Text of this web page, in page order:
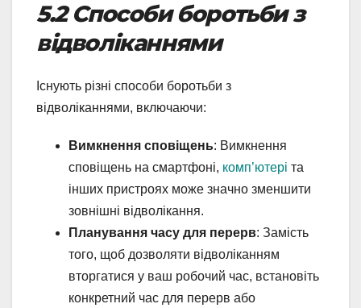
5.2 Способи боротьби з
відволіканнями
Існують різні способи боротьби з
відволіканнями, включаючи:
Вимкнення сповіщень: Вимкнення
сповіщень на смартфоні, комп’ютері та
інших пристроях може значно зменшити
зовнішні відволікання.
Планування часу для перерв: Замість
того, щоб дозволяти відволіканням
вторгатися у ваш робочий час, встановіть
конкретний час для перерв або